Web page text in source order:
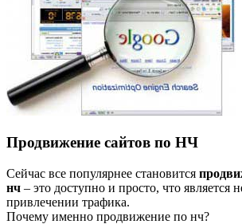
Продвижение сайтов по НЧ
Сейчас все популярнее становится
нч – это доступно и просто, что является
привлечении трафика.
Почему именно продвижение по нч?